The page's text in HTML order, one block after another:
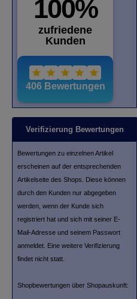
Verifizierung Bewertungen
Bewertungen zu einzelnen Artikel
erscheinen auf der entsprechenden
Artikelseite des Shops. Diese können
durch den Kunden nur abgegeben
werden, wenn der Kunde sich
registriert hat und sich mit seiner E-
Mail-Adresse und seinem Passwort
anmeldet. Eine weitere Verifizierung
findet nicht statt.
Shopbewertungen über Shopauskunft: